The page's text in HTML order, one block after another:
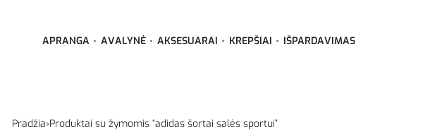
APRANGA AVALYNĖ AKSESUARAI KREPŠIAI IŠPARDAVIMAS
Pradžia›Produktai su žymomis “adidas šortai salės sportui”